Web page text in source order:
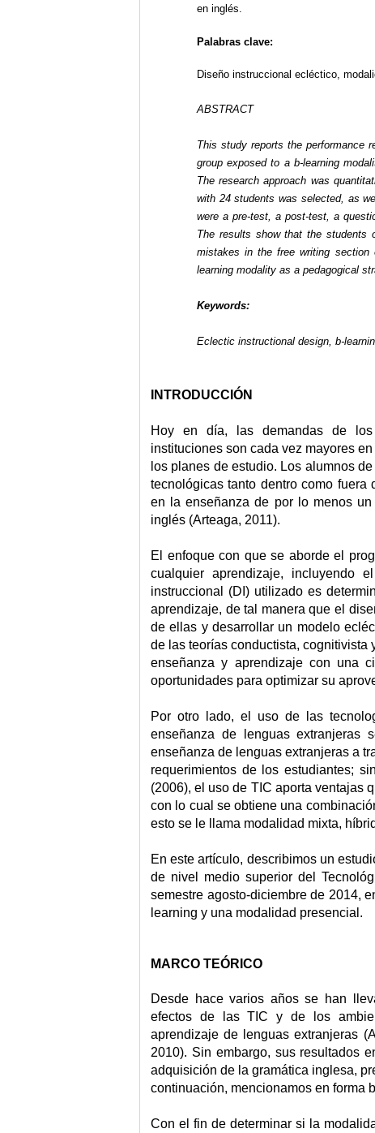
en inglés.
Palabras clave:
Diseño instruccional ecléctico,
ABSTRACT
This study reports the performance
group exposed to a b-learning
The research approach was
with 24 students was selected, as
were a pre-test, a post-test,a
The results show that the students
mistakes in the free writing
learning modality as a pedagogical
Keywords:
Eclectic instructional design, b-
INTRODUCCIÓN
Hoy en día, las demandas de
instituciones son cada vez mayores
los planes de estudio. Los alumnos
tecnológicas tanto dentro como
en la enseñanza de por lo menos
inglés (Arteaga, 2011).
El enfoque con que se aborde el
cualquier aprendizaje, incluyendo
instruccional (DI) utilizado es
aprendizaje, de tal manera que el
de ellas y desarrollar un modelo
de las teorías conductista, cognitivista
enseñanza y aprendizaje con una
oportunidades para optimizar su
Por otro lado, el uso de las
enseñanza de lenguas extranjeras
enseñanza de lenguas extranjeras a
requerimientos de los estudiantes;
(2006), el uso de TIC aporta ventajas
con lo cual se obtiene una
esto se le llama modalidad mixta,
En este artículo, describimos un
de nivel medio superior del
semestre agosto-diciembre de 2014,
learning y una modalidad presencial.
MARCO TEÓRICO
Desde hace varios años se han
efectos de las TIC y de los
aprendizaje de lenguas extranjeras
2010). Sin embargo, sus resultados
adquisición de la gramática inglesa,
continuación, mencionamos en forma
Con el fin de determinar si la